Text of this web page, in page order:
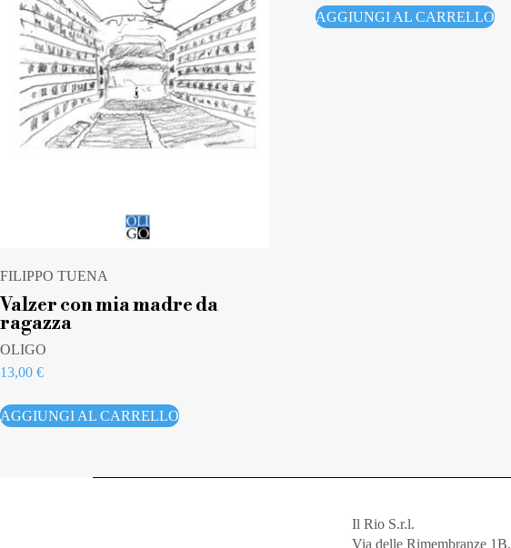
FILIPPO TUENA
Valzer con mia madre da
ragazza
OLIGO
13,00 €
AGGIUNGI AL CARRELLO
AGGIUNGI AL CARRELLO
Il Rio S.r.l.
Via delle Rimembranze 1B,